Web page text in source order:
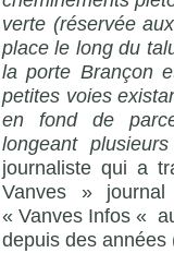
verte (réservée
place le long du
la porte Brançon
petites voies
en fond de
longeant
journaliste qui a
Vanves »
« Vanves Infos «
depuis des années